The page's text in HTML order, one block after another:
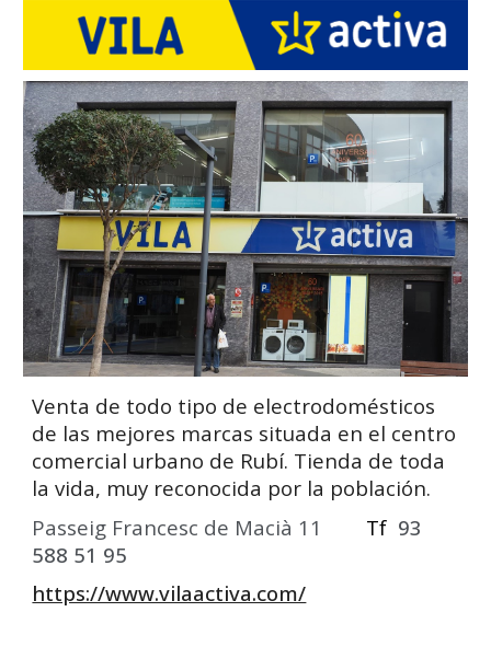
Venta de todo tipo de electrodomésticos
de las mejores marcas situada en el centro
comercial urbano de Rubí. Tienda de toda
la vida, muy reconocida por la población.
Passeig Francesc de Macià 11
Tf 93
588 51 95
https://www.vilaactiva.com/